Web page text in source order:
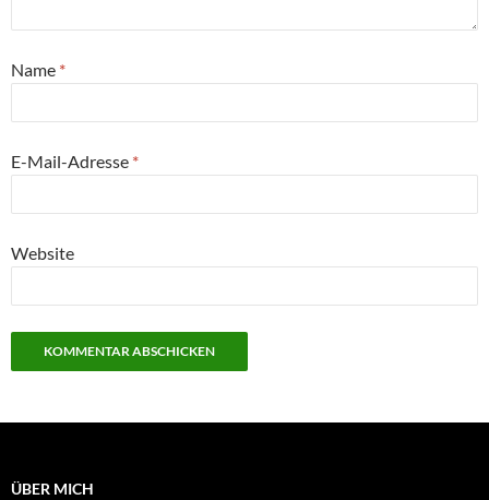
Name *
E-Mail-Adresse *
Website
ÜBER MICH